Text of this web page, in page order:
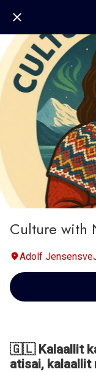
Culture with
Adolf
🇬🇱 Kalaallit
atisai, kalaallit